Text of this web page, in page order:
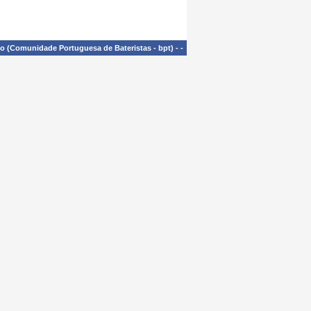
(Comunidade Portuguesa de Bateristas - bpt) - -